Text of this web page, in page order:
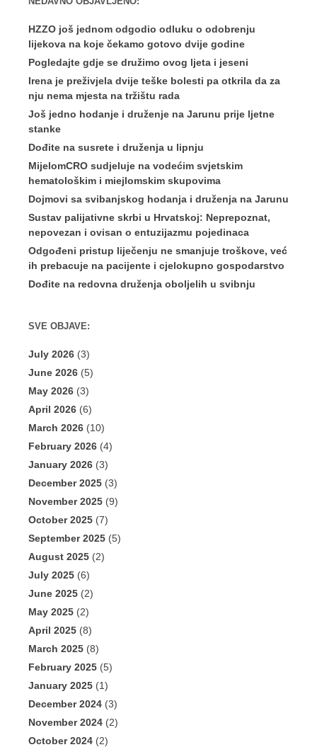
HZZO još jednom odgodio odluku o odobrenju
lijekova na koje čekamo gotovo dvije godine
Pogledajte gdje se družimo ovog ljeta i jeseni
Irena je preživjela dvije teške bolesti pa otkrila da za
nju nema mjesta na tržištu rada
Još jedno hodanje i druženje na Jarunu prije ljetne
stanke
Dođite na susrete i druženja u lipnju
MijelomCRO sudjeluje na vodećim svjetskim
hematološkim i miejlomskim skupovima
Dojmovi sa svibanjskog hodanja i druženja na Jarunu
Sustav palijativne skrbi u Hrvatskoj: Neprepoznat,
nepovezan i ovisan o entuzijazmu pojedinaca
Odgođeni pristup liječenju ne smanjuje troškove, već
ih prebacuje na pacijente i cjelokupno gospodarstvo
Dođite na redovna druženja oboljelih u svibnju
SVE OBJAVE:
July 2026 (3)
June 2026 (5)
May 2026 (3)
April 2026 (6)
March 2026 (10)
February 2026 (4)
January 2026 (3)
December 2025 (3)
November 2025 (9)
October 2025 (7)
September 2025 (5)
August 2025 (2)
July 2025 (6)
June 2025 (2)
May 2025 (2)
April 2025 (8)
March 2025 (8)
February 2025 (5)
January 2025 (1)
December 2024 (3)
November 2024 (2)
October 2024 (2)